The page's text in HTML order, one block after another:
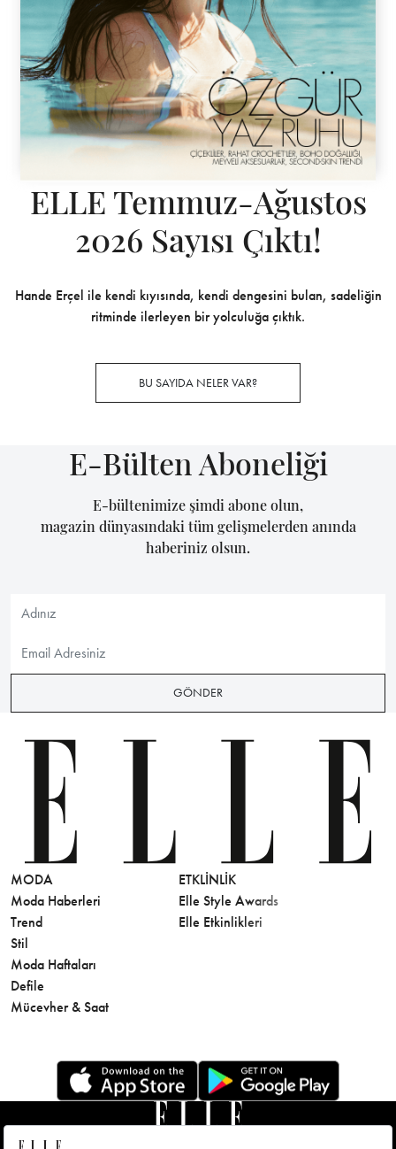
ELLE Temmuz-Ağustos
2026 Sayısı Çıktı!
Hande Erçel ile kendi kıyısında, kendi dengesini bulan, sadeliğin
ritminde ilerleyen bir yolculuğa çıktık.
BU SAYIDA NELER VAR?
E-Bülten Aboneliği
E-bültenimize şimdi abone olun,
magazin dünyasındaki tüm gelişmelerden anında
haberiniz olsun.
GÖNDER
MODA
Moda Haberleri
Trend
Stil
Moda Haftaları
Defile
Mücevher & Saat
ETKLINLIK
Elle Style Awards
Elle Etkinlikleri